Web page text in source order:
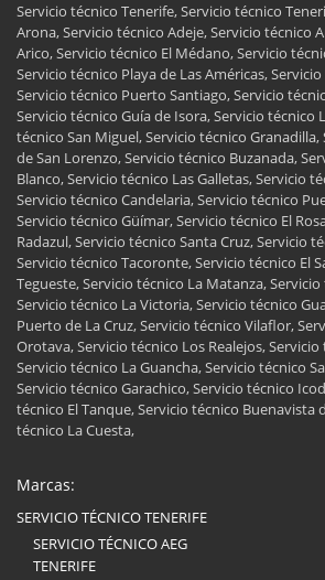
Servicio técnico Tenerife, Servicio técnico
Arona, Servicio técnico Adeje, Servicio técnico
Arico, Servicio técnico El Médano, Servicio
Servicio técnico Playa de Las Américas,
Servicio técnico Puerto Santiago, Servicio
Servicio técnico Guía de Isora, Servicio técnico
técnico San Miguel, Servicio técnico Granadilla,
de San Lorenzo, Servicio técnico Buzanada,
Blanco, Servicio técnico Las Galletas, Servicio
Servicio técnico Candelaria, Servicio técnico
Servicio técnico Güímar, Servicio técnico El
Radazul, Servicio técnico Santa Cruz, Servicio
Servicio técnico Tacoronte, Servicio técnico El
Tegueste, Servicio técnico La Matanza,
Servicio técnico La Victoria, Servicio técnico
Puerto de La Cruz, Servicio técnico Vilaflor,
Orotava, Servicio técnico Los Realejos, Servicio
Servicio técnico La Guancha, Servicio técnico
Servicio técnico Garachico, Servicio técnico
técnico El Tanque, Servicio técnico Buenavista
técnico La Cuesta,
Marcas:
SERVICIO TÉCNICO TENERIFE
SERVICIO TÉCNICO AEG
TENERIFE